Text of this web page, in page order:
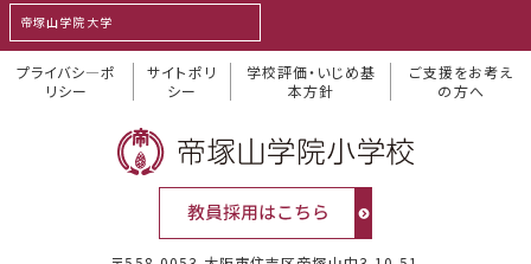
帝塚山学院大学
プライバシ―ポ
リシー
サイトポリ
シー
学校評価・いじめ基
本方針
ご支援をお考え
の方へ